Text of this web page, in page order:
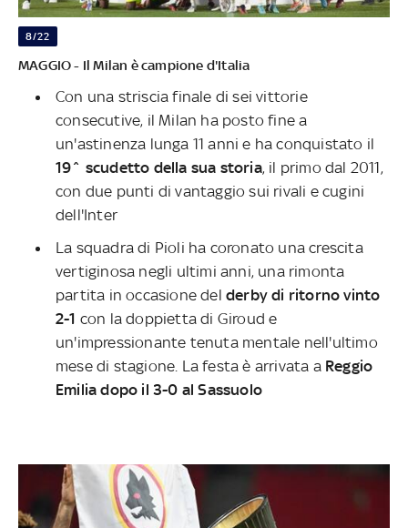
8/22
MAGGIO - Il Milan è campione d'Italia
Con una striscia finale di sei vittorie
consecutive, il Milan ha posto fine a
un'astinenza lunga 11 anni e ha conquistato il
19^ scudetto della sua storia, il primo dal 2011,
con due punti di vantaggio sui rivali e cugini
dell'Inter
La squadra di Pioli ha coronato una crescita
vertiginosa negli ultimi anni, una rimonta
partita in occasione del derby di ritorno vinto
2-1 con la doppietta di Giroud e
un'impressionante tenuta mentale nell'ultimo
mese di stagione. La festa è arrivata a Reggio
Emilia dopo il 3-0 al Sassuolo